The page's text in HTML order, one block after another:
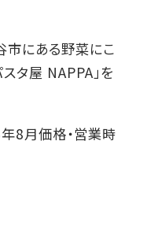
市にある野菜にこ
タ屋 NAPPA」を
8月価格・営業時